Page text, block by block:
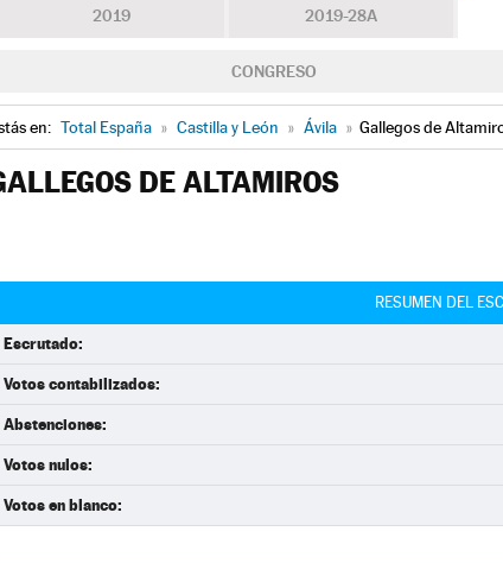
2019 2019-28A
CONGRESO
en: Total España » Castilla y León » Ávila » Gallegos de
DE ALTAMIROS
RESUMEN DEL
Escrutado:
Votos contabilizados:
Abstenciones:
Votos nulos:
Votos en blanco: